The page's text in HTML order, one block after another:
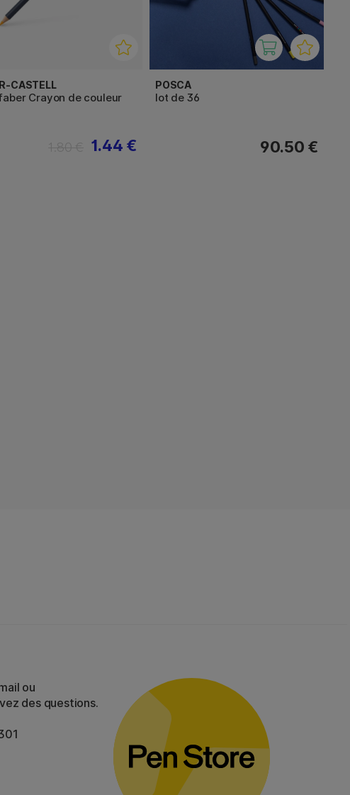
CASTELL
Crayon de couleur
1.44 €
POSCA
lot de 36
90.50 €
ou
des questions.